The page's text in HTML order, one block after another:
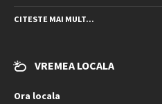
CITESTE MAI MULT...
VREMEA LOCALA
Ora locala